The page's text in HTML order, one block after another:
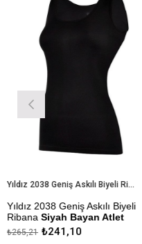
Yıldız 2038 Geniş Askılı Biyeli Ribana Siyah Bayan Atlet
2038 Geniş Askılı Biyeli
Siyah Bayan Atlet
Sanfor Testi
₺241,10
%9İndirim